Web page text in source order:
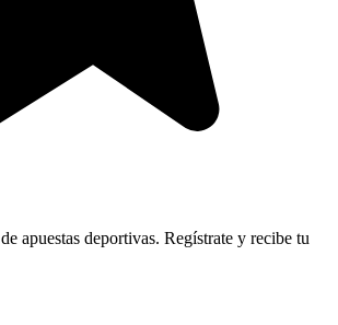
apuestas deportivas. Regístrate y recibe tu